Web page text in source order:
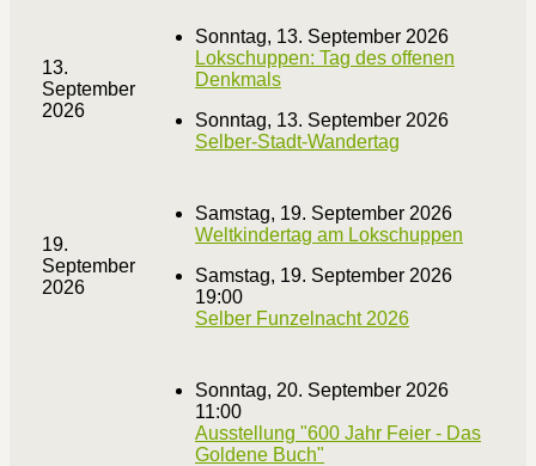
13.
September
2026
Sonntag, 13. September 2026
Lokschuppen: Tag des offenen
Denkmals
Sonntag, 13. September 2026
Selber-Stadt-Wandertag
19.
September
2026
Samstag, 19. September 2026
Weltkindertag am Lokschuppen
Samstag, 19. September 2026
19:00
Selber Funzelnacht 2026
Sonntag, 20. September 2026
11:00
Ausstellung "600 Jahr Feier - Das
Goldene Buch"